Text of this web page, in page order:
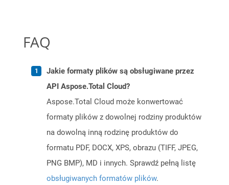
FAQ
Jakie formaty plików są obsługiwane przez
API Aspose.Total Cloud?
Aspose.Total Cloud może konwertować
formaty plików z dowolnej rodziny produktów
na dowolną inną rodzinę produktów do
formatu PDF, DOCX, XPS, obrazu (TIFF, JPEG,
PNG BMP), MD i innych. Sprawdź pełną listę
obsługiwanych formatów plików.